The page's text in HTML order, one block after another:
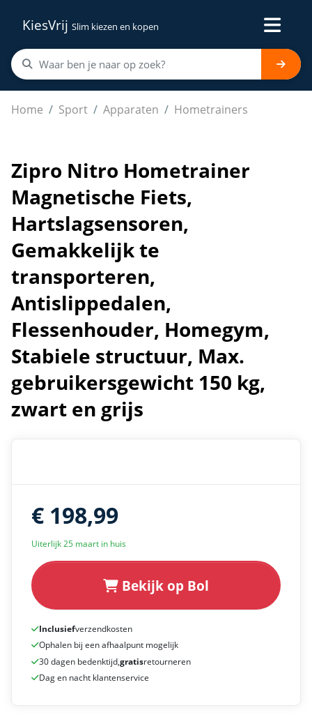
KiesVrij Slim kiezen en kopen
Home Sport Apparaten Hometrainers
Zipro Nitro Hometrainer Magnetische Fiets,
Zipro Nitro Hometrainer
Magnetische Fiets,
Hartslagsensoren,
Gemakkelijk te
transporteren,
Antislippedalen,
Flessenhouder, Homegym,
Stabiele structuur, Max.
gebruikersgewicht 150 kg,
zwart en grijs
€ 198,99
Uiterlijk 25 maart in huis
Bekijk op Bol
Inclusiefverzendkosten
Ophalen bij een afhaalpunt mogelijk
30 dagen bedenktijd,gratisretourneren
Dag en nacht klantenservice